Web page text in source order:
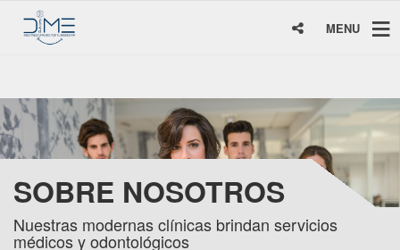
MENU
SOBRE NOSOTROS
Nuestras modernas clínicas brindan servicios
médicos y odontológicos